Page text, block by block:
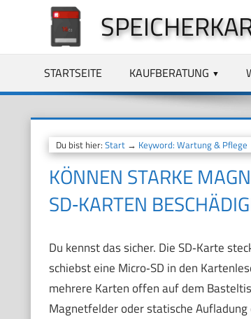
springen
STARTSEITE KAUFBERATUNG
Du bist hier: Start→ Keyword: Wartung & Pflege
KÖNNEN STARKE
SD‑KARTEN
Du kennst das sicher. Die SD‑Karte
schiebst eine Micro‑SD in den
mehrere Karten offen auf dem
Magnetfelder oder statische